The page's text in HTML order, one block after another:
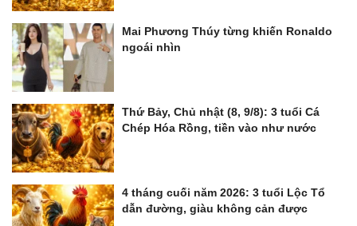
Mai Phương Thúy từng khiến Ronaldo
ngoái nhìn
Thứ Bảy, Chủ nhật (8, 9/8): 3 tuổi Cá
Chép Hóa Rồng, tiền vào như nước
4 tháng cuối năm 2026: 3 tuổi Lộc Tổ
dẫn đường, giàu không cản được